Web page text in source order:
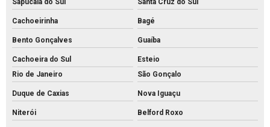
Fabrica de piso intertravado
Fábrica piso tátil concreto
Fábrica de tijolos de cimento
Fábrica de tubo de concreto
Sapucaia do Sul Santa Cruz do Sul
Cachoeirinha Bagé
Bento Gonçalves Guaíba
Cachoeira do Sul
Esteio
Rio de Janeiro
São Gonçalo
Duque de Caxias Nova Iguaçu
Niterói Belford Roxo